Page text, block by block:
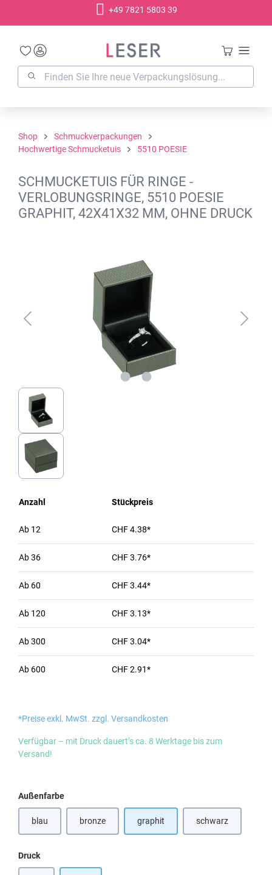
+49 7821 5803 39
Shop
Schmuckverpackungen
Hochwertige Schmucketuis
5510 POESIE
SCHMUCKETUIS FÜR RINGE -
VERLOBUNGSRINGE, 5510 POESIE
GRAPHIT, 42X41X32 MM, OHNE DRUCK
Anzahl Stückpreis
Ab 12 CHF 4.38*
Ab36 CHF 3.76*
Ab 60 CHF 3.44*
Ab 120 CHF 3.13*
Ab300 CHF 3.04*
Ab 600 CHF 2.91*
*Preise exkl. MwSt. zzgl. Versandkosten
Verfügbar – mit Druck dauert’s ca. 8 Werktage bis zum
Versand!
Außenfarbeauswählen
blau(Diese Option ist zurzeit nicht verfügbar.)
bronze graphit schwarz
Druckauswählen